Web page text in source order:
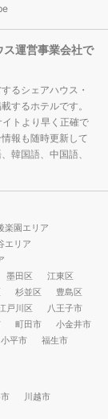
ス運営事業会社で
るシェアハウス・
するホテルです。
トより早く正確で
報も随時更新して
韓国語、中国語、
楽園エリア
エリア
墨田区
江東区
杉並区
豊島区
戸川区
八王子市
町田市
小金井市
小平市
福生市
川越市